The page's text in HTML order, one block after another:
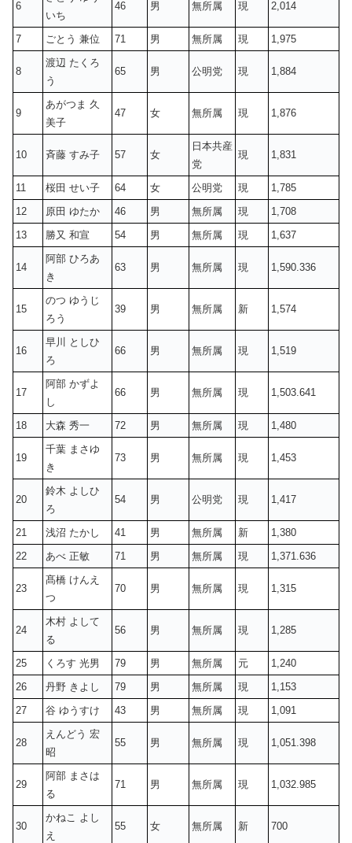
6
いち
46 男 無所属 現 2,014
7 ごとう 兼位 71 男 無所属 現 1,975
8
渡辺 たくろ
う
65 男 公明党 現 1,884
9
あがつま 久
美子
47 女 無所属 現 1,876
10 斉藤 すみ子 57 女
日本共産
党
現 1,831
11 桜田 せい子 64 女 公明党 現
1,785
12
原田 ゆたか 46 男 無所属 現
1,708
13
勝又 和宣 54 男 無所属 現 1,637
14
阿部 ひろあ
き
63 男 無所属 現 1,590.336
15
のつ ゆうじ
ろう
39 男 無所属 新 1,574
16
早川 としひ
ろ
66 男 無所属 現 1,519
17
阿部 かずよ
し
66 男 無所属 現 1,503.641
18 大森 秀一 72 男 無所属 現 1,480
19
千葉 まさゆ
き
73 男 無所属 現 1,453
20
鈴木 よしひ
ろ
54 男 公明党 現 1,417
21 浅沼 たかし 41 男 無所属 新
1,380
22
あべ 正敏 71 男 無所属 現 1,371.636
23
髙橋 けんえ
つ
70 男 無所属 現 1,315
24
木村 よして
る
56 男 無所属 現 1,285
25 くろす 光男 79 男 無所属 元
1,240
26
丹野 きよし 79 男 無所属 現
1,153
27
谷 ゆうすけ 43 男 無所属 現 1,091
28
えんどう 宏
昭
55 男 無所属 現 1,051.398
29
阿部 まさは
る
71 男 無所属 現 1,032.985
30
かねこ よし
え
55 女 無所属 新 700